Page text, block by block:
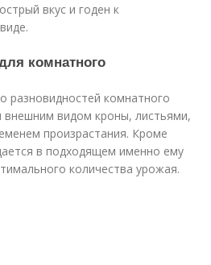
вкус и годен к
комнатного
разновидностей комнатного
внешним видом кроны, листьями,
произрастания. Кроме
в подходящем именно ему
количества урожая.